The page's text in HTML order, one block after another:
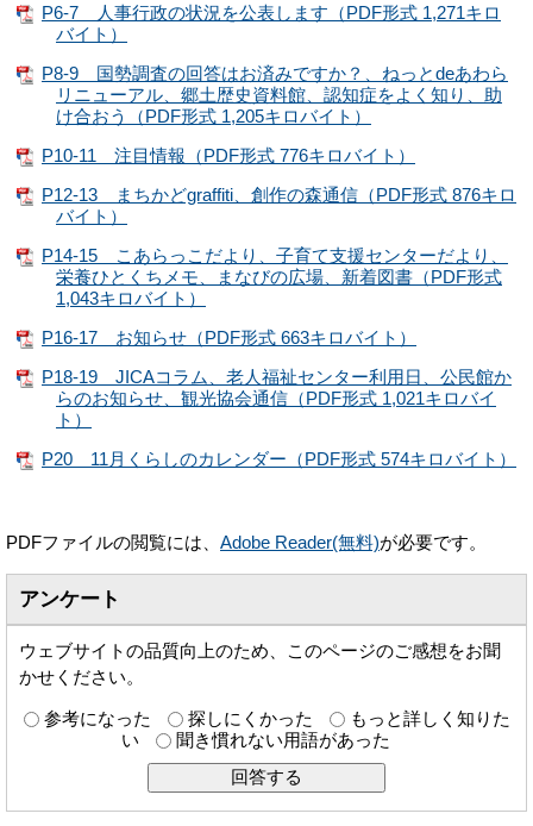
P6-7 人事行政の状況を公表します（PDF形式 1,271キロ
バイト）
P8-9 国勢調査の回答はお済みですか？、ねっとdeあわら
リニューアル、郷土歴史資料館、認知症をよく知り、助
け合おう（PDF形式 1,205キロバイト）
P10-11 注目情報（PDF形式 776キロバイト）
P12-13 まちかどgraffiti、創作の森通信（PDF形式 876キロ
バイト）
P14-15 こあらっこだより、子育て支援センターだより、
栄養ひとくちメモ、まなびの広場、新着図書（PDF形式
1,043キロバイト）
P16-17 お知らせ（PDF形式 663キロバイト）
P18-19 JICAコラム、老人福祉センター利用日、公民館か
らのお知らせ、観光協会通信（PDF形式 1,021キロバイ
ト）
P20 11月くらしのカレンダー（PDF形式 574キロバイト）
PDFファイルの閲覧には、 Adobe Reader(無料)が必要です。
アンケート
ウェブサイトの品質向上のため、このページのご感想をお聞
かせください。
参考になった 探しにくかった
もっと詳しく知りた
い
聞き慣れない用語があった